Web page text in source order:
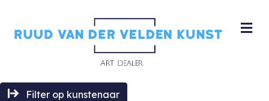
Filter op kunstenaar